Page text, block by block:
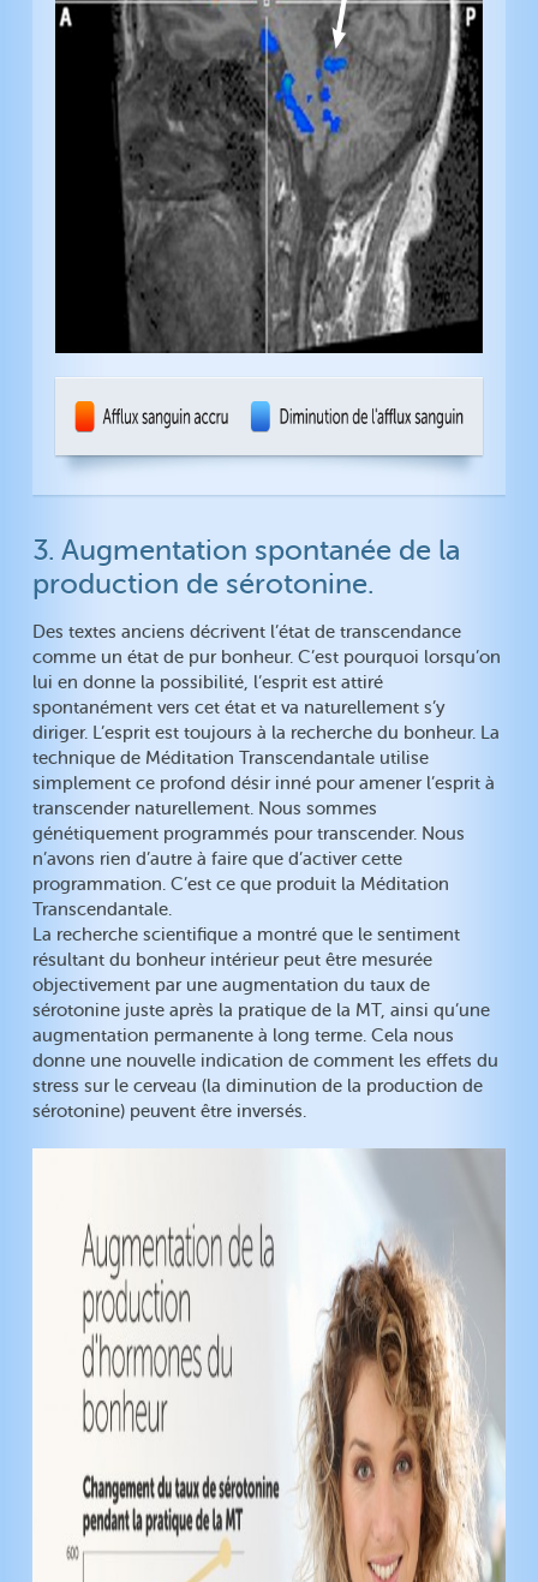
3. Augmentation spontanée de la
production de sérotonine.
Des textes anciens décrivent l’état de transcendance
comme un état de pur bonheur. C’est pourquoi lorsqu’on
lui en donne la possibilité, l’esprit est attiré
spontanément vers cet état et va naturellement s’y
diriger. L’esprit est toujours à la recherche du bonheur. La
technique de Méditation Transcendantale utilise
simplement ce profond désir inné pour amener l’esprit à
transcender naturellement. Nous sommes
génétiquement programmés pour transcender. Nous
n’avons rien d’autre à faire que d’activer cette
programmation. C’est ce que produit la Méditation
Transcendantale.
La recherche scientifique a montré que le sentiment
résultant du bonheur intérieur peut être mesurée
objectivement par une augmentation du taux de
sérotonine juste après la pratique de la MT, ainsi qu’une
augmentation permanente à long terme. Cela nous
donne une nouvelle indication de comment les effets du
stress sur le cerveau (la diminution de la production de
sérotonine) peuvent être inversés.